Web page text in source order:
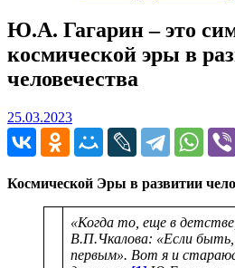
Ю.А. Гагарин – это
космической эры в
человечества
25.03.202325.03.2023
Космической Эры в развитии
«Когда то, еще в
В.П.Чкалова: «Если
первым». Вот я и